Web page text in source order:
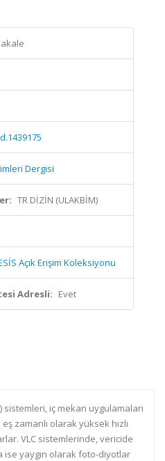
Dergisi
TR DİZİN (ULAKBİM)
Açık Erişim Koleksiyonu
Adresli: Evet
sistemleri, iç mekan uygulamaları
zamanlı olarak yüksek hızlı
VLC sistemlerinde, vericide
ise yaygın olarak foto-diyotlar